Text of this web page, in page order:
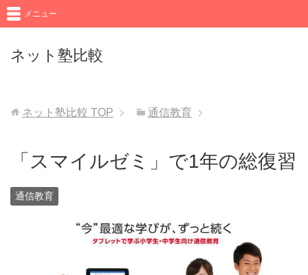
ネット塾比較
メニュー
ネット塾比較 TOP 通信教育
「スマイルゼミ」で1年の総復習
通信教育